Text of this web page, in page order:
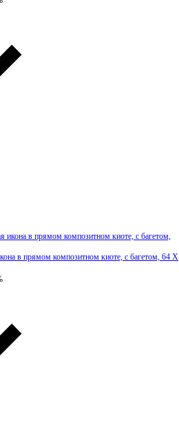
в прямом композитном киоте, с багетом, 64 Х